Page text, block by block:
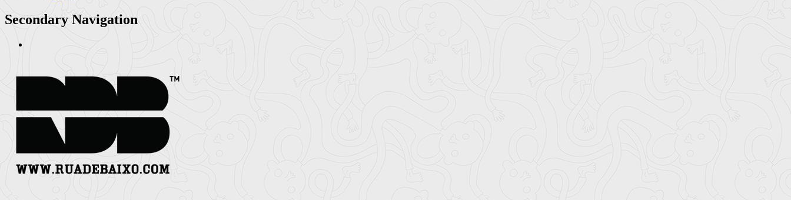
Secondary Navigation